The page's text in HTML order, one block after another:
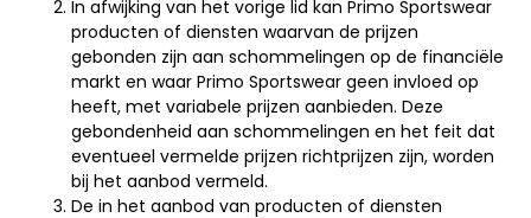
In afwijking van het vorige lid kan Primo Sportswear
producten of diensten waarvan de prijzen
gebonden zijn aan schommelingen op de financiële
markt en waar Primo Sportswear geen invloed op
heeft, met variabele prijzen aanbieden. Deze
gebondenheid aan schommelingen en het feit dat
eventueel vermelde prijzen richtprijzen zijn, worden
bij het aanbod vermeld.
De in het aanbod van producten of diensten